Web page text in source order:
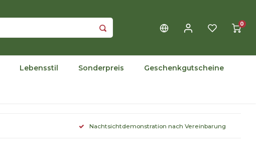
0
Lebensstil Sonderpreis Geschenkgutscheine
Nachtsichtdemonstration nach Vereinbarung